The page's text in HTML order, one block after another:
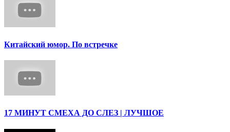
Китайский юмор. По встречке
17 МИНУТ СМЕХА ДО СЛЕЗ | ЛУЧШОЕ